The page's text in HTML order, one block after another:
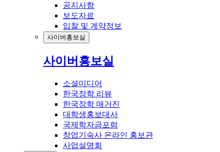
공지사항
보도자료
입찰 및 계약정보
사이버홍보실
사이버홍보실
소셜미디어
한국장학 리뷰
한국장학 매거진
대학생홍보대사
국제학자금포럼
창업기숙사 온라인 홍보관
사업설명회